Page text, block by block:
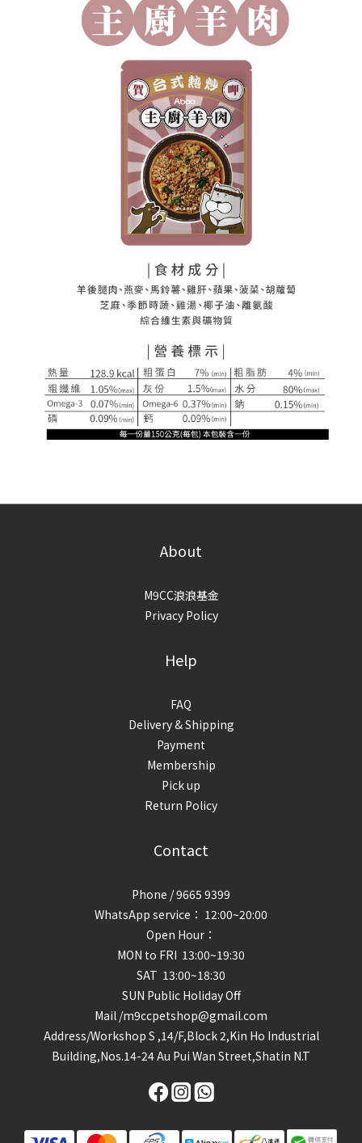
About
M9CC浪浪基金
Privacy Policy
Help
FAQ
Delivery & Shipping
Payment
Membership
Pick up
Return Policy
Contact
Phone / 9665 9399
WhatsApp service： 12:00~20:00
Open Hour：
MON to FRI 13:00~19:30
SAT 13:00~18:30
SUN Public Holiday Off
Mail /m9ccpetshop@gmail.com
Address/Workshop S ,14/F,Block 2,Kin Ho Industrial
Building,Nos.14-24 Au Pui Wan Street,Shatin N.T